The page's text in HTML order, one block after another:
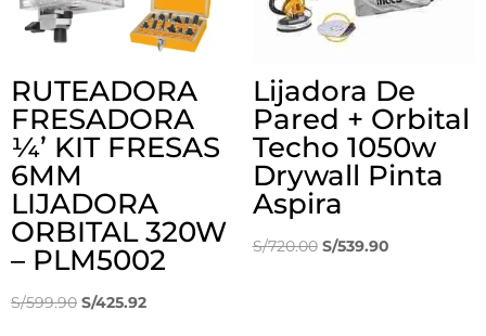
RUTEADORA
FRESADORA
¼’ KIT FRESAS
6MM
LIJADORA
ORBITAL 320W
– PLM5002
S/599.90 El
S/425.92El
Lijadora De
Pared + Orbital
Techo 1050w
Drywall Pinta
Aspira
S/720.00 El
S/539.90El